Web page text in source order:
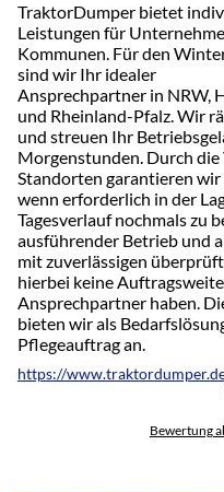
TraktorDumper bietet
Leistungen für
Kommunen. Für den
sind wir Ihr idealer
Ansprechpartner in NRW,
und Rheinland-Pfalz. Wir
und streuen Ihr
Morgenstunden. Durch
Standorten garantieren
wenn erforderlich in der
Tagesverlauf nochmals zu
ausführender Betrieb und
mit zuverlässigen
hierbei keine
Ansprechpartner haben.
bieten wir als
Pflegeauftrag an.
https://
Bewertung